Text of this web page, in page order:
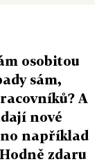
osobitou
sám,
A
nové
například
zdaru